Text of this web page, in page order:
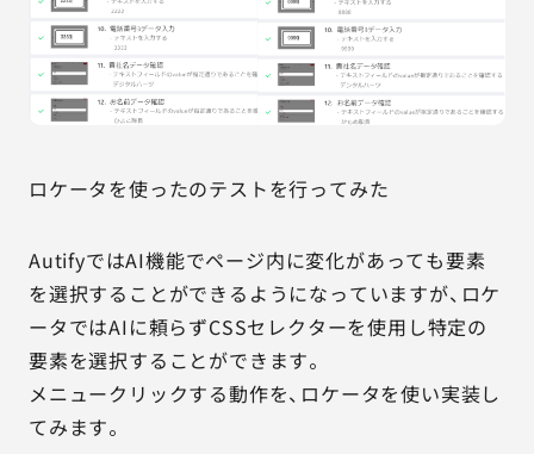
ロケータを使ったのテストを行ってみた
AutifyではAI機能でページ内に変化があっても要素
を選択することができるようになっていますが、ロケ
ータではAIに頼らずCSSセレクターを使用し特定の
要素を選択することができます。
メニュークリックする動作を、ロケータを使い実装し
てみます。